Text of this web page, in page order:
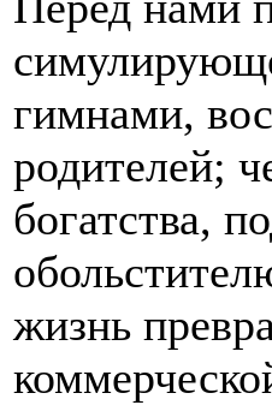
гимнами,
родителей;
богатства,
жизнь